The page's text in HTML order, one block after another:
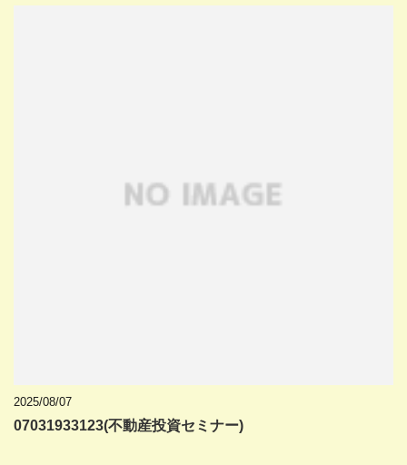
2025/08/07
07031933123(不動産投資セミナー)